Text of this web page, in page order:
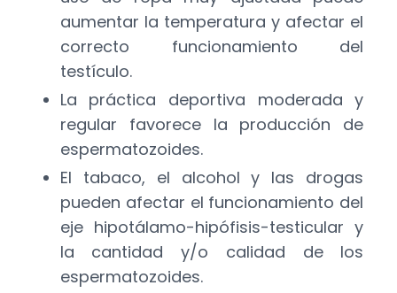
aumentar la temperatura y afectar el
correcto funcionamiento del
testículo.
La práctica deportiva moderada y
regular favorece la producción de
espermatozoides.
El tabaco, el alcohol y las drogas
pueden afectar el funcionamiento del
eje hipotálamo-hipófisis-testicular y
la cantidad y/o calidad de los
espermatozoides.